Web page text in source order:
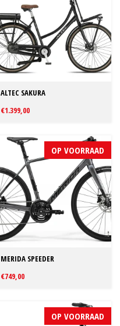
ALTEC SAKURA
€1.399,00
OP VOORRAAD
MERIDA SPEEDER
€749,00
OP VOORRAAD